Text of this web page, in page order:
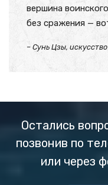
вершина
без сражения —
– Сунь Цзы,
Остались
позвонив по
или через